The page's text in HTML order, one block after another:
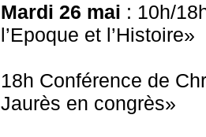
Mardi 26 mai : 10h/
l’Epoque et l’Histoire»
18h Conférence de
Jaurès en congrès»